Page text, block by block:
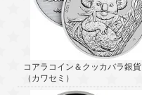
コアラコイン＆クッカバラ銀貨
（カワセミ）